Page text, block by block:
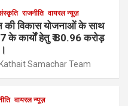
राजनीति वायरल न्यूज़
की विकास योजनाओं के साथ
के कार्यों हेतु ₹ 80.96 करोड़
Kathait Samachar Team
वायरल न्यूज़